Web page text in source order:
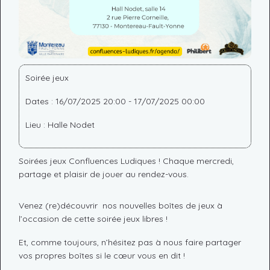
Soirée jeux
Dates : 16/07/2025 20:00 - 17/07/2025 00:00
Lieu : Halle Nodet
Soirées jeux Confluences Ludiques ! Chaque mercredi,
partage et plaisir de jouer au rendez-vous.
Venez (re)découvrir nos nouvelles boîtes de jeux à
l’occasion de cette soirée jeux libres !
Et, comme toujours, n’hésitez pas à nous faire partager
vos propres boîtes si le cœur vous en dit !